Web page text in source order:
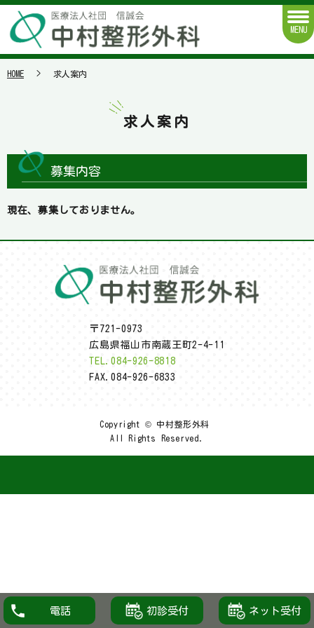
MENU
HOME 求人案内
求人案内
募集内容
現在、募集しておりません。
初診受付 ネット受付
〒721-0973
広島県福山市南蔵王町2-4-11
TEL.084-926-8818
FAX.084-926-6833
Copyright © 中村整形外科
All Rights Reserved.